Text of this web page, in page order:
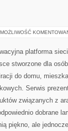
MOŻLIWOŚĆ
platforma
stworzone dla
do domu,
Serwis
związanych z
dobrane
piękno, ale